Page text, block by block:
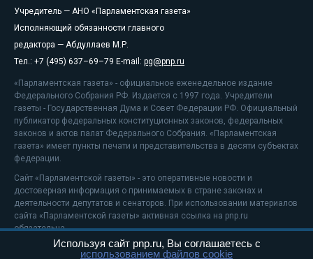
Учредитель — АНО «Парламентская газета»
Исполняющий обязанности главного
редактора — Абдуллаев М.Р.
Тел.: +7 (495) 637–69–79 E-mail: pg@pnp.ru
«Парламентская газета» - официальное еженедельное издание
Федерального Собрания РФ. Издается с 1997 года. Учредители
газеты - Государственная Дума и Совет Федерации РФ. Официальный
публикатор федеральных конституционных законов, федеральных
законов и актов палат Федерального Собрания. «Парламентская
газета» имеет пункты печати и представительства в десяти субъектах
федерации.
Сайт «Парламентской газеты» - это оперативные новости и
достоверная информация о принимаемых в стране законах и
деятельности депутатов и сенаторов. При использовании материалов
сайта «Парламентской газеты» активная ссылка на pnp.ru
обязательна.
На информационном ресурсе применяютсярекомендательные
Используя сайт pnp.ru, Вы соглашаетесь с
использованием файлов cookie